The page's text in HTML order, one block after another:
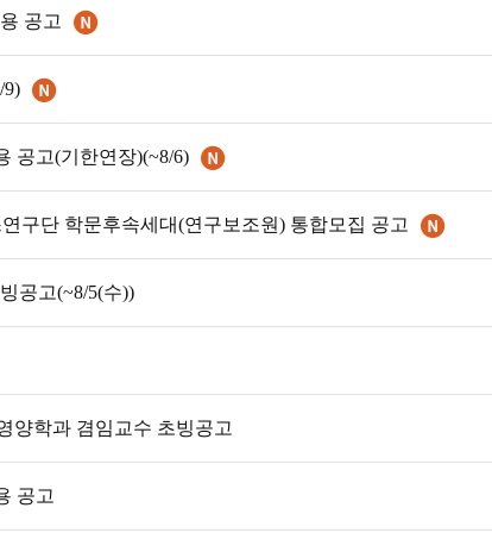
공고
9)
공고(기한연장)(~8/6)
구단 학문후속세대(연구보조원) 통합모집 공고
공고(~8/5(수))
양학과 겸임교수 초빙공고
공고